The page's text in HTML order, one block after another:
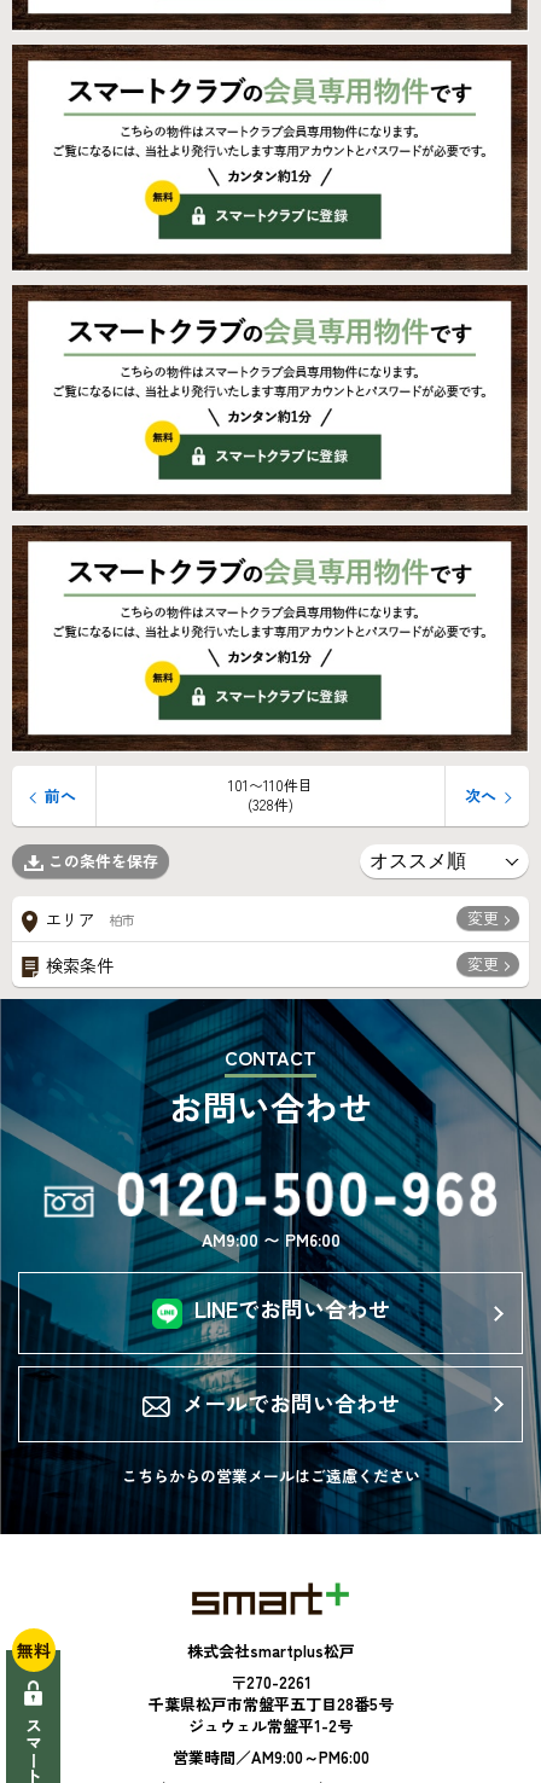
101〜110件目
(328件)
前へ 次へ
この条件を保存
エリア 柏市 変更
検索条件 変更
CONTACT
お問い合わせ
AM9:00 〜 PM6:00
LINEでお問い合わせ
メールでお問い合わせ
こちらからの営業メールはご遠慮ください
株式会社smartplus松戸
〒270-2261
千葉県松戸市常盤平五丁目28番5号
ジュウェル常盤平1-2号
営業時間／AM9:00～PM6:00
無料